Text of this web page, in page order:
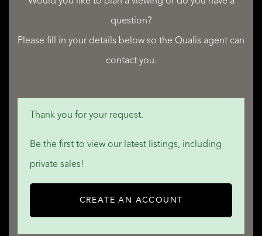
• Outside sun screen
• CCTV
• Skyline
• Mechanical ventilation
• Smoke duct
question?
Please fill in your details below so the Qualis agent can
contact you.
Thank you for your request.
Be the first to view our latest listings, including
private sales!
CREATE AN ACCOUNT